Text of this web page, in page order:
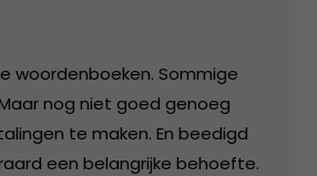
woordenboeken. Sommige
nog niet goed genoeg
te maken. En beedigd
een belangrijke behoefte.